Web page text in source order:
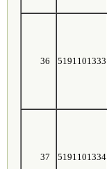
36 5191101333
37 5191101334